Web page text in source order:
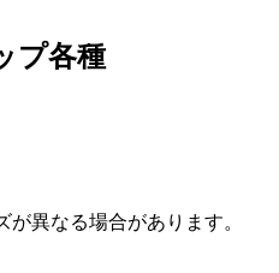
プ各種
異なる場合があります。